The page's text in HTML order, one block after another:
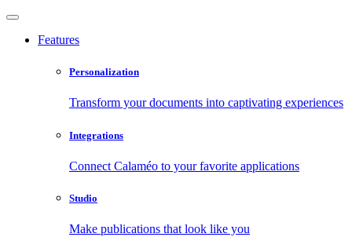
Features
Personalization
Transform your documents into captivating experiences
Integrations
Connect Calaméo to your favorite applications
Studio
Make publications that look like you